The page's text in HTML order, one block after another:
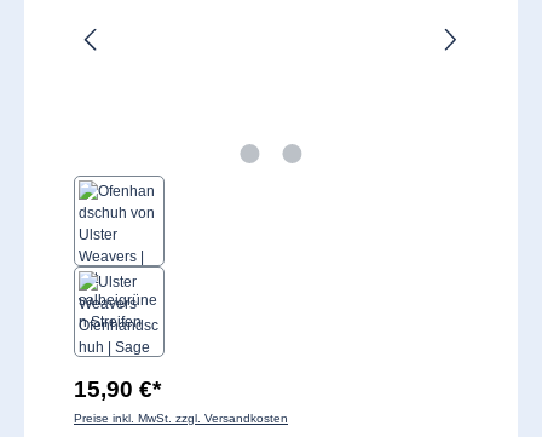
15,90 €*
Preise inkl. MwSt. zzgl. Versandkosten